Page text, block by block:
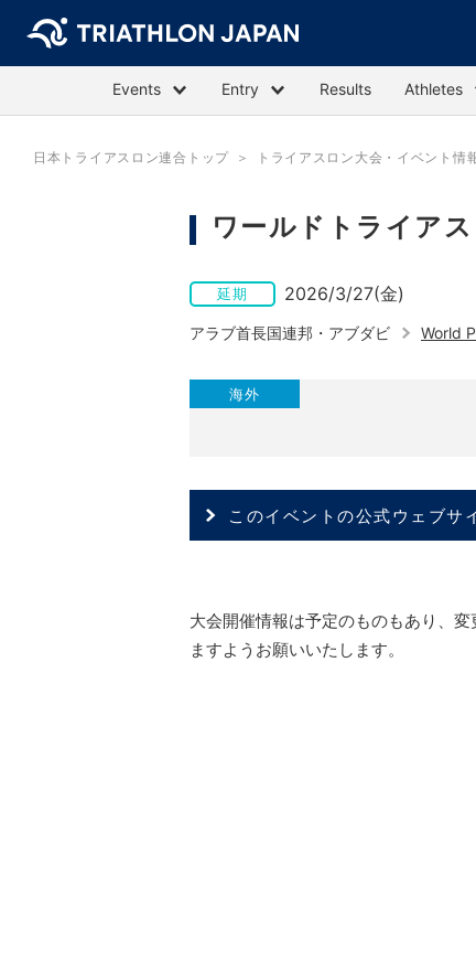
Events Entry Results Athletes
日本トライアスロン連合トップ トライアスロン大会・イベント情
ワールドトライア
延期 2026/3/27(金)
アラブ首長国連邦・アブダビ World
海外
このイベントの公式ウェブサ
大会開催情報は予定のものもあり、
ますようお願いいたします。